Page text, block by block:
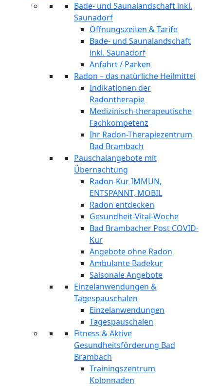
Bade- und Saunalandschaft inkl.
Saunadorf
Öffnungszeiten & Tarife
Bade- und Saunalandschaft
inkl. Saunadorf
Anfahrt / Parken
Radon – das natürliche Heilmittel
Indikationen der
Radontherapie
Medizinisch-therapeutische
Fachkompetenz
Ihr Radon-Therapiezentrum
Bad Brambach
Pauschalangebote mit
Übernachtung
Radon-Kur IMMUN,
ENTSPANNT, MOBIL
Radon entdecken
Gesundheit-Vital-Woche
Bad Brambacher Post COVID-
Kur
Angebote ohne Radon
Ambulante Badekur
Saisonale Angebote
Einzelanwendungen &
Tagespauschalen
Einzelanwendungen
Tagespauschalen
Fitness & Aktive
Gesundheitsförderung Bad
Brambach
Trainingszentrum
Kolonnaden